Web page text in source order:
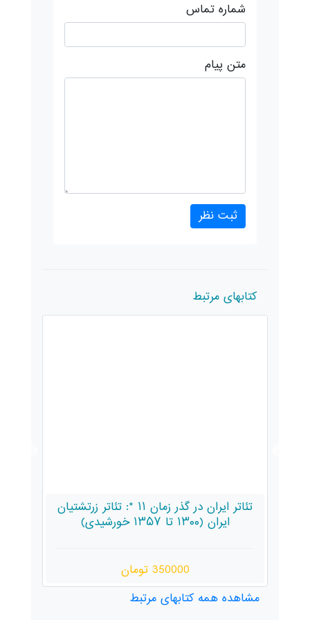
شماره تماس
متن پیام
کتابهای مرتبط
تئاتر ایران در گذر زمان ۱۱ *: تئاتر زرتشتیان
ایران (۱۳۰۰ تا ۱۳۵۷ خورشیدی)
350000 تومان
مشاهده همه کتابهای مرتبط